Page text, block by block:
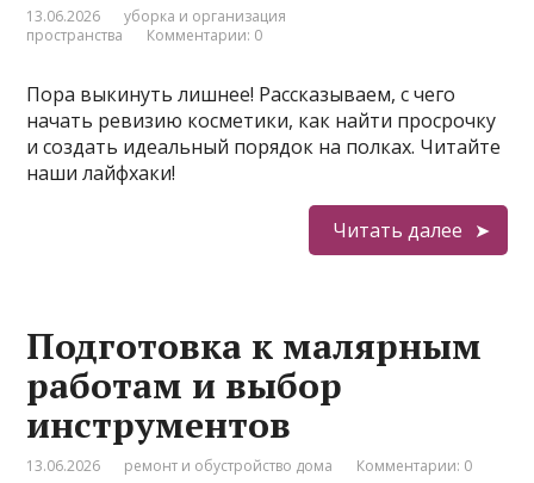
13.06.2026
уборка и организация
пространства
Комментарии: 0
Пора выкинуть лишнее! Рассказываем, с чего
начать ревизию косметики, как найти просрочку
и создать идеальный порядок на полках. Читайте
наши лайфхаки!
Читать далее
Подготовка к малярным
работам и выбор
инструментов
13.06.2026 ремонт и обустройство дома Комментарии: 0